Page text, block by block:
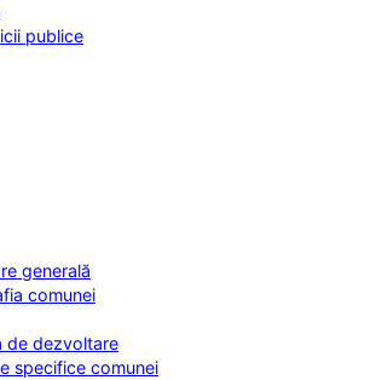
publice
generală
comunei
de dezvoltare
specifice comunei